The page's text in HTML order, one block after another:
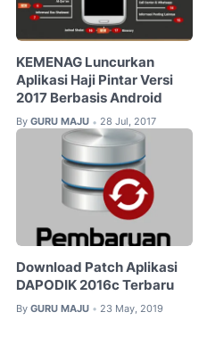
KEMENAG Luncurkan
Aplikasi Haji Pintar Versi
2017 Berbasis Android
By GURU MAJU • 28 Jul, 2017
Download Patch Aplikasi
DAPODIK 2016c Terbaru
By GURU MAJU • 23 May, 2019